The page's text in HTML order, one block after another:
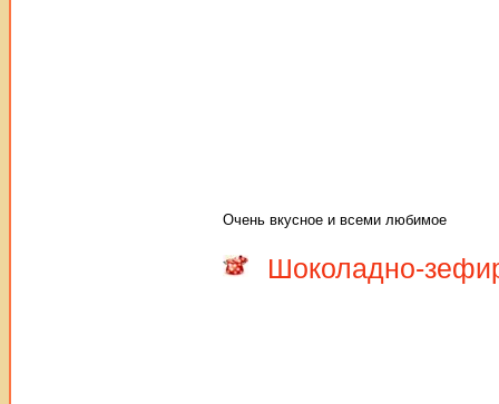
Очень вкусное и всеми любимое
Шоколадно-